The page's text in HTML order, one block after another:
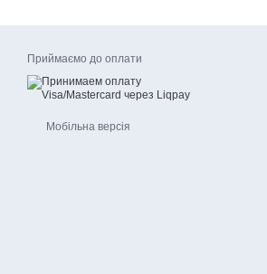
Приймаємо до оплати
Мобільна версія